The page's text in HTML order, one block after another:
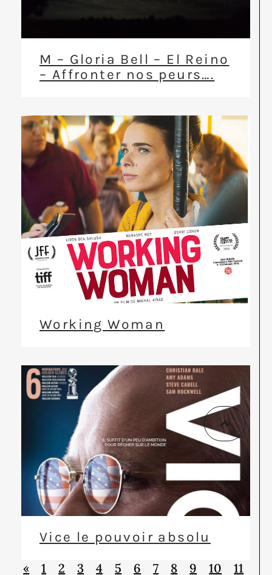
M – Gloria Bell – El Reino
– Affronter nos peurs….
Working Woman
Vice le pouvoir absolu
« 1 2 3 4 5 6 7 8 9 10 11